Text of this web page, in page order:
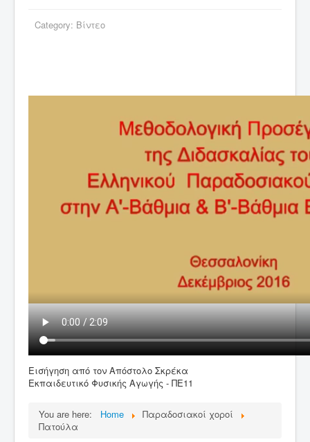
Category: Βίντεο
Εισήγηση από τον Απόστολο Σκρέκα
Εκπαιδευτικό Φυσικής Αγωγής - ΠΕ11
You are here: Home
Παραδοσιακοί χοροί
Πατούλα